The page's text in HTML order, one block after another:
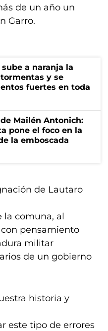
de un año un
Garro.
a naranja la
y se
fuertes en toda
Mailén Antonich:
pone el foco en la
la emboscada
de Lautaro
la comuna, al
pensamiento
militar
de un gobierno
historia y
este tipo de errores